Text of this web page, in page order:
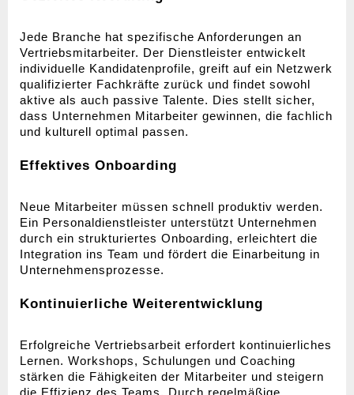
Jede Branche hat spezifische Anforderungen an
Vertriebsmitarbeiter. Der Dienstleister entwickelt
individuelle Kandidatenprofile, greift auf ein Netzwerk
qualifizierter Fachkräfte zurück und findet sowohl
aktive als auch passive Talente. Dies stellt sicher,
dass Unternehmen Mitarbeiter gewinnen, die fachlich
und kulturell optimal passen.
Effektives Onboarding
Neue Mitarbeiter müssen schnell produktiv werden.
Ein Personaldienstleister unterstützt Unternehmen
durch ein strukturiertes Onboarding, erleichtert die
Integration ins Team und fördert die Einarbeitung in
Unternehmensprozesse.
Kontinuierliche Weiterentwicklung
Erfolgreiche Vertriebsarbeit erfordert kontinuierliches
Lernen. Workshops, Schulungen und Coaching
stärken die Fähigkeiten der Mitarbeiter und steigern